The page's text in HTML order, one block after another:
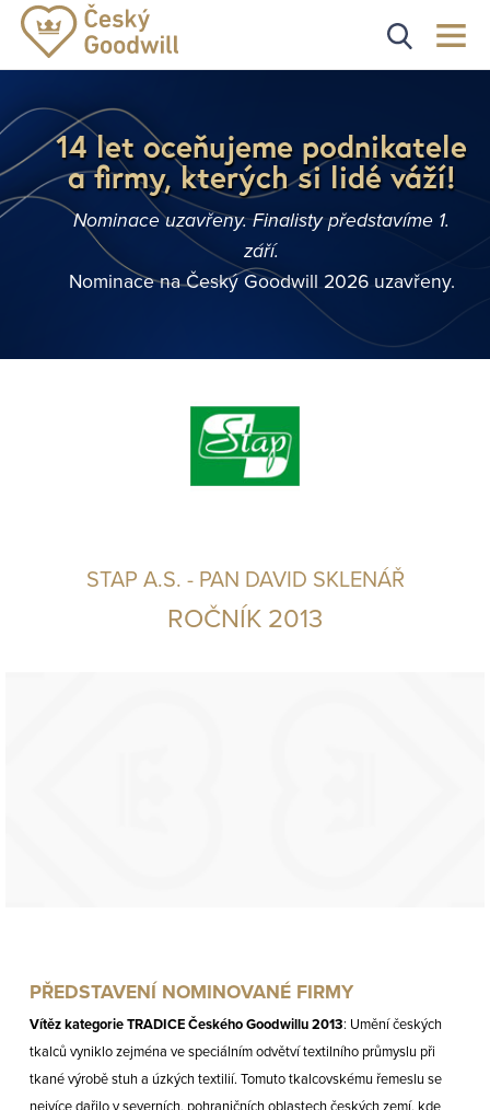
14 let oceňujeme podnikatele
a firmy, kterých si lidé váží!
Nominace uzavřeny. Finalisty představíme 1.
září.
Nominace na Český Goodwill 2026 uzavřeny.
STAP A.S. - PAN DAVID SKLENÁŘ
ROČNÍK 2013
PŘEDSTAVENÍ NOMINOVANÉ FIRMY
Vítěz kategorie TRADICE Českého Goodwillu 2013: Umění českých
tkalců vyniklo zejména ve speciálním odvětví textilního průmyslu při
tkané výrobě stuh a úzkých textilií. Tomuto tkalcovskému řemeslu se